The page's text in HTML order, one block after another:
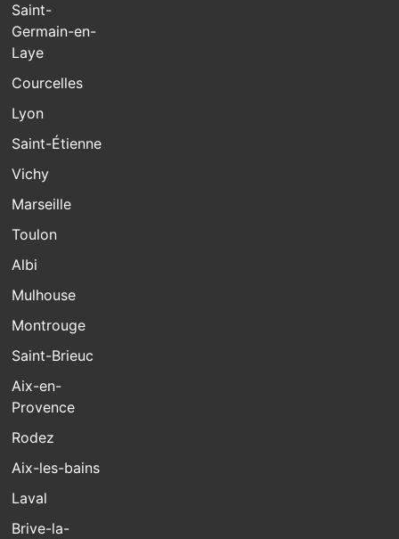
Saint-
Germain-en-
Laye
Courcelles
Lyon
Saint-Étienne
Vichy
Marseille
Toulon
Albi
Mulhouse
Montrouge
Saint-Brieuc
Aix-en-
Provence
Rodez
Aix-les-bains
Laval
Brive-la-